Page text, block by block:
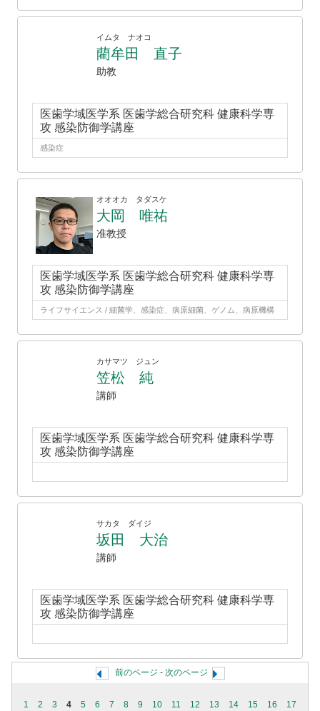
イムタ ナオコ
藺牟田 直子
助教
医歯学域医学系 医歯学総合研究科 健康科学専
攻 感染防御学講座
感染症
オオオカ タダスケ
大岡 唯祐
准教授
医歯学域医学系 医歯学総合研究科 健康科学専
攻 感染防御学講座
ライフサイエンス / 細菌学、感染症、病原細菌、ゲノム、病原機構
カサマツ ジュン
笠松 純
講師
医歯学域医学系 医歯学総合研究科 健康科学専
攻 感染防御学講座
サカタ ダイジ
坂田 大治
講師
医歯学域医学系 医歯学総合研究科 健康科学専
攻 感染防御学講座
前のページ - 次のページ
1 2 3 4 5 6 7 8 9 10 11 12 13 14 15 16 17